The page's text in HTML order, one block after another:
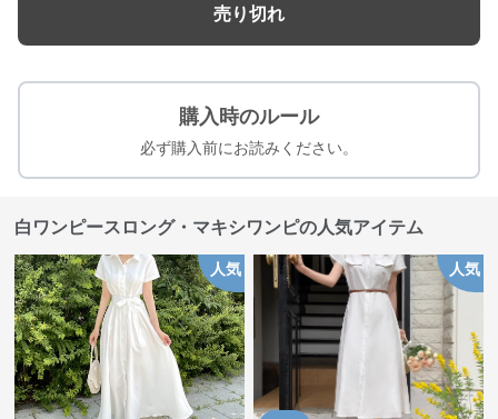
売り切れ
購入時のルール
必ず購入前にお読みください。
白ワンピースロング・マキシワンピの人気アイテム
人気 人気